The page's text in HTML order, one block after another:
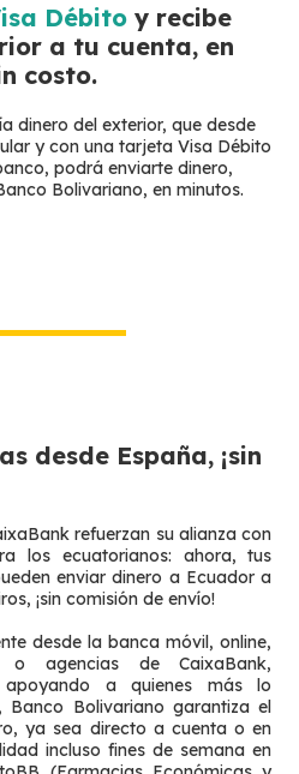
Débito y recibe
a tu cuenta, en
costo.
dinero del exterior, que desde
y con una tarjeta Visa Débito
podrá enviarte dinero,
Bolivariano, en minutos.
desde España, ¡sin
refuerzan su alianza con
los ecuatorianos: ahora, tus
enviar dinero a Ecuador a
¡sin comisión de envío!
desde la banca móvil, online,
o agencias de CaixaBank,
a quienes más lo
Banco Bolivariano garantiza el
ya sea directo a cuenta o en
incluso fines de semana en